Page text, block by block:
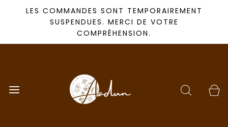
LES COMMANDES SONT TEMPORAIREMENT
SUSPENDUES. MERCI DE VOTRE
COMPRÉHENSION.